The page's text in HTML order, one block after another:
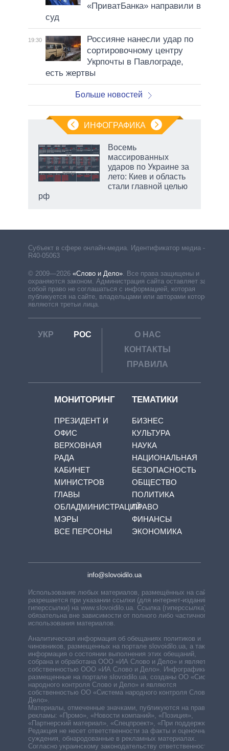
«ПриватБанка» направили в
суд
19:30
Россияне нанесли удар по
сортировочному центру
Укрпочты в Павлограде,
есть жертвы
Больше новостей
ИНФОГРАФИКА
Восемь
массированных
ударов по Украине за
лето: Киев и область
стали главной целью
рф
Субъект в сфере онлайн-медиа. Идентификатор медиа –
R40-05063
© 2009—2026 «Слово и Дело» Все права защищены и
охраняются законом. Администрация сайта оставляет за
собой право не соглашаться с информацией, которая
публикуется на сайте, владельцами или авторами которой
являются третьи лица.
УКР РОС
О НАС
КОНТАКТЫ
ПРАВИЛА
МОНИТОРИНГ
ПРЕЗИДЕНТ И
ОФИС
ВЕРХОВНАЯ
РАДА
КАБИНЕТ
МИНИСТРОВ
ГЛАВЫ
ОБЛАДМИНИСТРАЦИЙ
МЭРЫ
ВСЕ ПЕРСОНЫ
ТЕМАТИКИ
БИЗНЕС
КУЛЬТУРА
НАУКА
НАЦИОНАЛЬНАЯ
БЕЗОПАСНОСТЬ
ОБЩЕСТВО
ПОЛИТИКА
ПРАВО
ФИНАНСЫ
ЭКОНОМИКА
info@slovoidilo.ua
Использование любых материалов, размещённых на сайте,
разрешается при указании ссылки (для интернет-изданий —
гиперссылки) на www.slovoidilo.ua. Ссылка (гиперссылка)
обязательна вне зависимости от полного либо частичного
использования материалов.
Аналитическая информация об обещаниях политиков и
чиновников, размещенных на портале slovoidilo.ua, а также
информация о состоянии выполнения этих обещаний,
собрана и обработана ООО «ИА Слово и Дело» и является
собственностью ООО «ИА Слово и Дело». Инфографики,
размещенные на портале slovoidilo.ua, созданы ОО «Система
народного контроля Слово и Дело» и являются
собственностью ОО «Система народного контроля Слово и
Дело».
Материалы, отмеченные значками, публикуются на правах
рекламы: «Промо», «Новости компаний», «Позиция»,
«Партнерский материал», «Спецпроект», «При поддержке».
Редакция не несет ответственности за факты и оценочные
суждения, обнародованные в рекламных материалах.
Согласно украинскому законодательству ответственность за